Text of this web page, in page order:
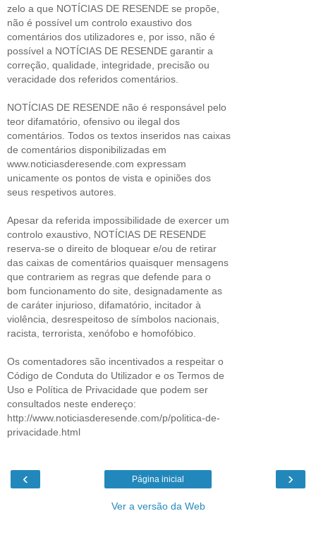
zelo a que NOTÍCIAS DE RESENDE se propõe,
não é possível um controlo exaustivo dos
comentários dos utilizadores e, por isso, não é
possível a NOTÍCIAS DE RESENDE garantir a
correção, qualidade, integridade, precisão ou
veracidade dos referidos comentários.
NOTÍCIAS DE RESENDE não é responsável pelo
teor difamatório, ofensivo ou ilegal dos
comentários. Todos os textos inseridos nas caixas
de comentários disponibilizadas em
www.noticiasderesende.com expressam
unicamente os pontos de vista e opiniões dos
seus respetivos autores.
Apesar da referida impossibilidade de exercer um
controlo exaustivo, NOTÍCIAS DE RESENDE
reserva-se o direito de bloquear e/ou de retirar
das caixas de comentários quaisquer mensagens
que contrariem as regras que defende para o
bom funcionamento do site, designadamente as
de caráter injurioso, difamatório, incitador à
violência, desrespeitoso de símbolos nacionais,
racista, terrorista, xenófobo e homofóbico.
Os comentadores são incentivados a respeitar o
Código de Conduta do Utilizador e os Termos de
Uso e Política de Privacidade que podem ser
consultados neste endereço:
http://www.noticiasderesende.com/p/politica-de-
privacidade.html
‹ ›
Página inicial
Ver a versão da Web